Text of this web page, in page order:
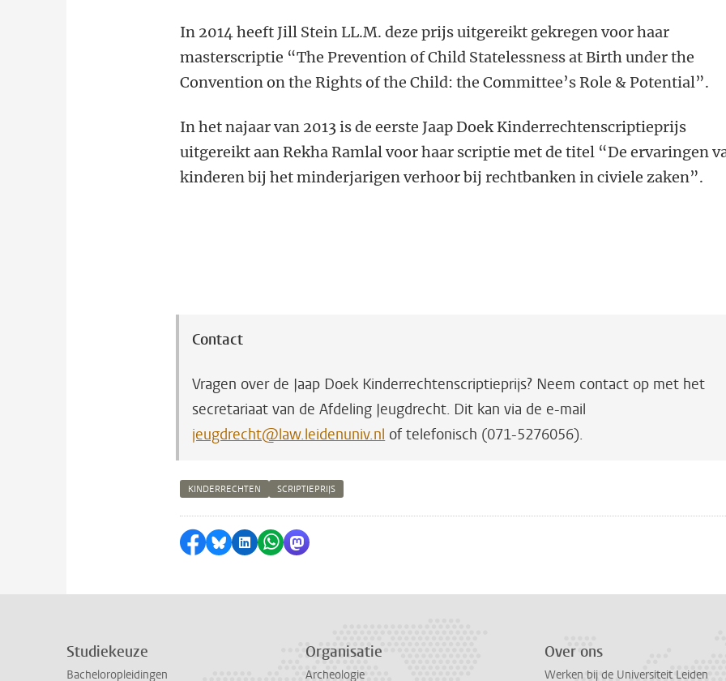
In 2014 heeft Jill Stein LL.M. deze prijs uitgereikt gekregen voor haar
masterscriptie “The Prevention of Child Statelessness at Birth under the
Convention on the Rights of the Child: the Committee’s Role & Potential”.
In het najaar van 2013 is de eerste Jaap Doek Kinderrechtenscriptieprijs
uitgereikt aan Rekha Ramlal voor haar scriptie met de titel “De ervaringen
kinderen bij het minderjarigen verhoor bij rechtbanken in civiele zaken”.
Contact
Vragen over de Jaap Doek Kinderrechtenscriptieprijs? Neem contact op met het
secretariaat van de Afdeling Jeugdrecht. Dit kan via de e-mail
jeugdrecht@law.leidenuniv.nl of telefonisch (071-5276056).
KINDERRECHTEN SCRIPTIEPRIJS
Delen op Facebook
Delen via Bluesky
Delen op LinkedIn
Delen via WhatsApp
Delen via Mastodon
Studiekeuze
Bacheloropleidingen
Organisatie
Archeologie
Over ons
Werken bij de Universiteit Leiden